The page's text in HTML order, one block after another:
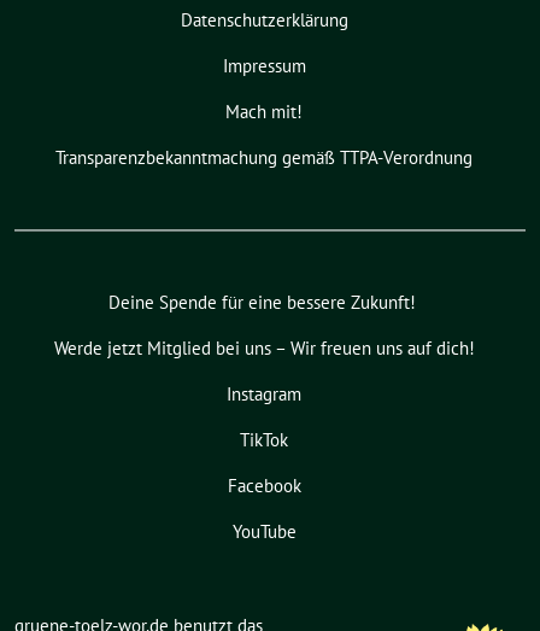
Datenschutzerklärung
Impressum
Mach mit!
Transparenzbekanntmachung gemäß TTPA-Verordnung
Deine Spende für eine bessere Zukunft!
Werde jetzt Mitglied bei uns – Wir freuen uns auf dich!
Instagram
TikTok
Facebook
YouTube
gruene-toelz-wor.de benutzt das